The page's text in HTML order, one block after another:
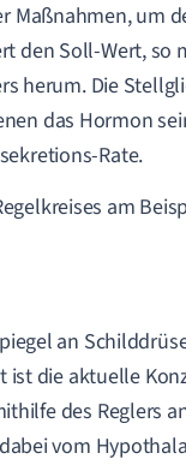
Maßnahmen, um
den Soll-Wert, so
herum. Die
das Hormon
Rate.
am
an
ist die aktuelle
des Reglers
vom